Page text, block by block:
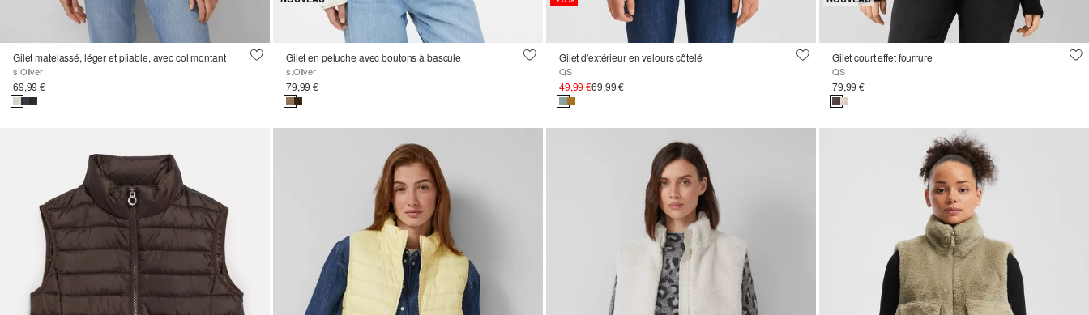
Gilet matelassé, léger et pliable, avec col montant
s.Oliver
69,99 €
Gilet en peluche avec boutons à bascule
s.Oliver
79,99 €
Gilet d'extérieur en velours côtelé
QS
49,99 €69,99 €
Gilet court effet fourrure
QS
79,99 €